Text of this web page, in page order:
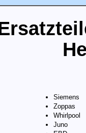
Siemens
Zoppas
Whirlpool
Juno